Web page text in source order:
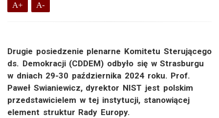
A+ A-
Drugie posiedzenie plenarne Komitetu Sterującego
ds. Demokracji (CDDEM) odbyło się w Strasburgu
w dniach 29-30 października 2024 roku. Prof.
Paweł Swianiewicz, dyrektor NIST jest polskim
przedstawicielem w tej instytucji, stanowiącej
element struktur Rady Europy.